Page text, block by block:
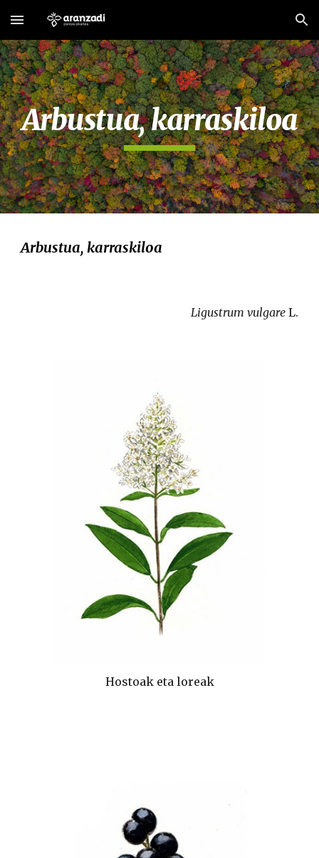
Skip to main content Skip to navigation
Arbustua, karraskiloa
Arbustua, karraskiloa
Ligustrum vulgare L.
Hostoak eta loreak